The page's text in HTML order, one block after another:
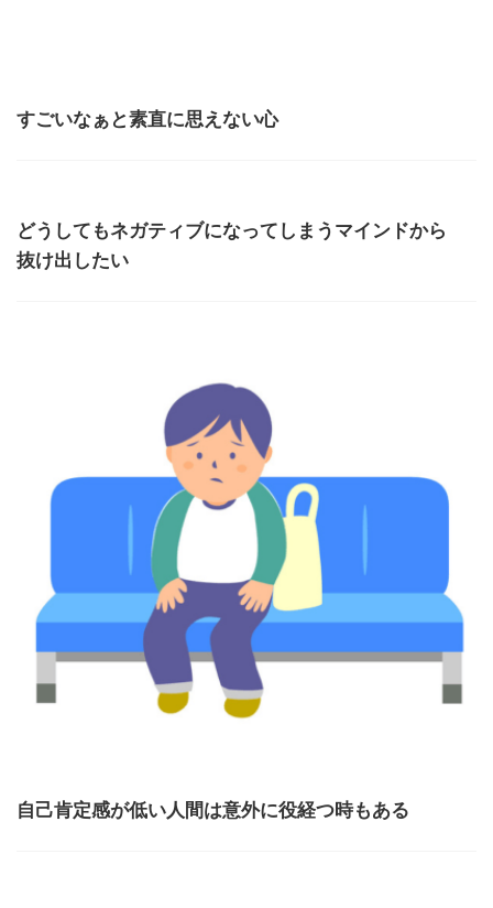
すごいなぁと素直に思えない心
どうしてもネガティブになってしまうマインドから
抜け出したい
自己肯定感が低い人間は意外に役経つ時もある